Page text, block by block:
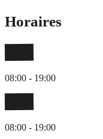
Horaires
08:00 - 19:00
08:00 - 19:00